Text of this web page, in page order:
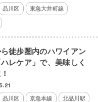
品川区 東急大井町線
徒歩圏内のハワイアン
レケア」で、美味しく
品川区 京急本線 北品川駅